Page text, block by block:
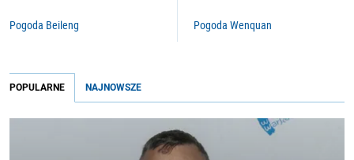
Pogoda Beileng Pogoda Wenquan
POPULARNE NAJNOWSZE